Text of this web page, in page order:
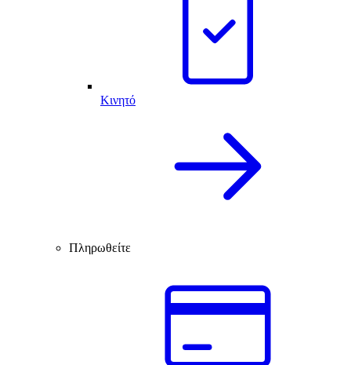
Κινητό
Πληρωθείτε